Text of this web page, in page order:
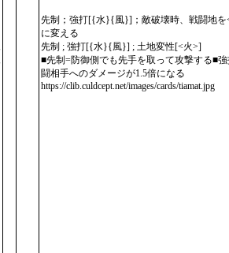
先制；強打[{水}{風}]；敵破壊時、戦闘地を
に変える
先制 ; 強打[{水}{風}] ; 土地変性[<火>]
■先制=防御側でも先手を取って攻撃する■
闘相手へのダメージが1.5倍になる
https://clib.culdcept.net/images/cards/tiamat.jpg